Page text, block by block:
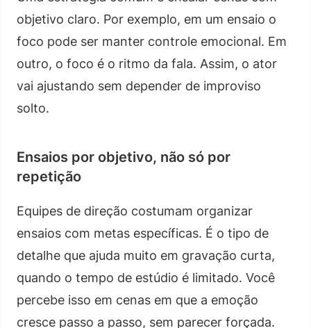
objetivo claro. Por exemplo, em um ensaio o
foco pode ser manter controle emocional. Em
outro, o foco é o ritmo da fala. Assim, o ator
vai ajustando sem depender de improviso
solto.
Ensaios por objetivo, não só por
repetição
Equipes de direção costumam organizar
ensaios com metas específicas. É o tipo de
detalhe que ajuda muito em gravação curta,
quando o tempo de estúdio é limitado. Você
percebe isso em cenas em que a emoção
cresce passo a passo, sem parecer forçada.